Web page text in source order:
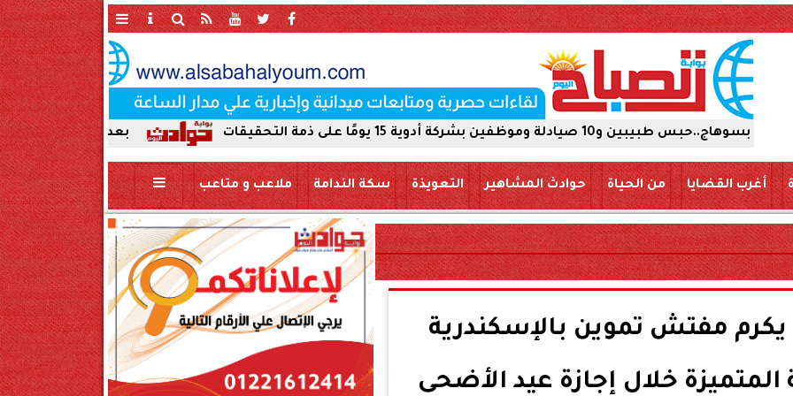
بعد ضبط حمير مذبوحة في أدوية 15 يومًا على ذمة التحقيقات
أغرب القضايا من الحياة حوادث المشاهير التعويذة سكة الندامة ملاعب و متاعب
مفتش تموين بالإسكندرية
المتميزة خلال إجازة عيد الأضحى